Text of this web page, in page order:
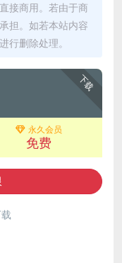
接商用。若由于商
担。如若本站内容
行删除处理。
下载
永久会员
免费